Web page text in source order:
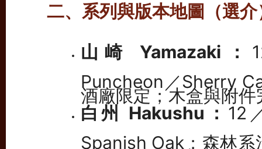
二、系列與版本地圖（選介
山崎 Yamazaki：
Puncheon／Sherry
酒廠限定；木盒與附件
白州 Hakushu： 12
Spanish Oak；森林系